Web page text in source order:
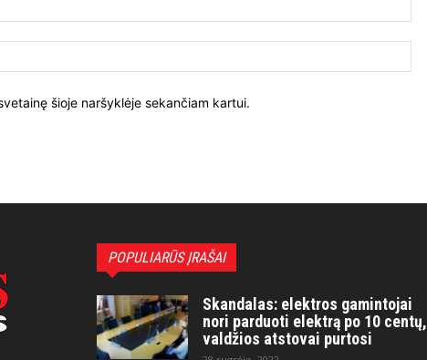
šioje naršyklėje sekančiam kartui.
POPULIARŪS ĮRAŠAI
Skandalas: elektros gamintojai
nori parduoti elektrą po 10 centų,
valdžios atstovai purtosi